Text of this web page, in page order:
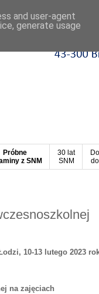
Próbne
z SNM
30 lat
SNM
10-13 lutego 2023
na zajęciach
and user-agent
generate usage